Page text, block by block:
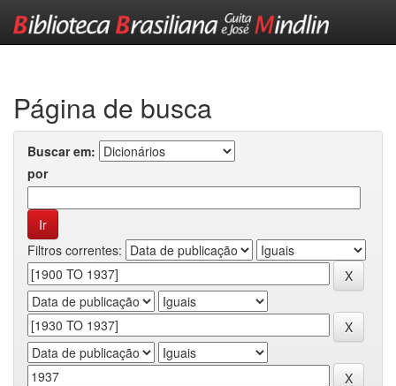
Página de busca
Buscar em:
por
Filtros correntes: